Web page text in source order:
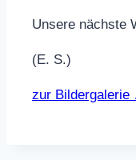
Unsere nächste
(E. S.)
zur